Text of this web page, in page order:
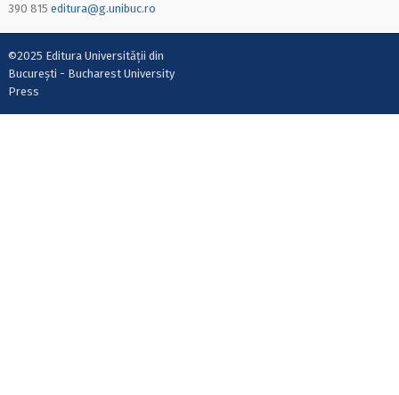
390 815 editura@g.unibuc.ro
©2025 Editura Universității din
București - Bucharest University
Press